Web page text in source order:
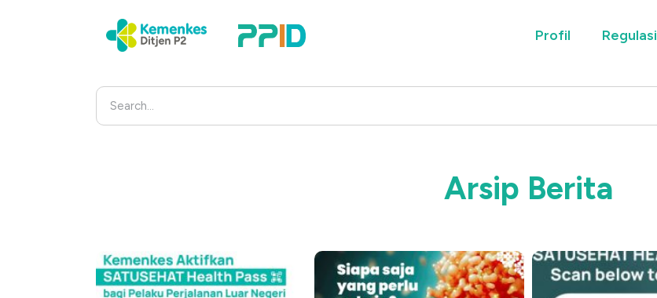
Profil Regulasi
Arsip Berita